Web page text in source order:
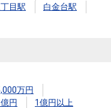
目駅
白金台駅
万円
円
1億円以上